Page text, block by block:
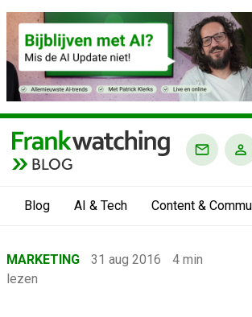
BLOG
Blog AI & Tech Content &
›MARKETING 31 aug 2016
4 min
lezen